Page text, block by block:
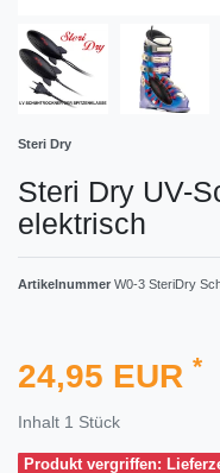
Steri Dry
Steri Dry UV-
elektrisch
Artikelnummer W0-3 SteriDry
24,95 EUR *
Inhalt 1 Stück
Produkt vergriffen: